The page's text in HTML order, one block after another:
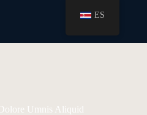
Umnis Aliquid
ES